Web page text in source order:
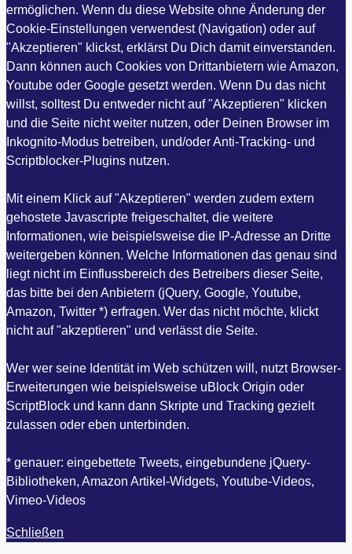
ermöglichen. Wenn du diese Website ohne Änderung der
Cookie-Einstellungen verwendest (Navigation) oder auf
"Akzeptieren" klickst, erklärst Du Dich damit einverstanden.
Dann können auch Cookies von Drittanbietern wie Amazon,
Youtube oder Google gesetzt werden. Wenn Du das nicht
willst, solltest Du entweder nicht auf "Akzeptieren" klicken
und die Seite nicht weiter nutzen, oder Deinen Browser im
Inkognito-Modus betreiben, und/oder Anti-Tracking- und
Scriptblocker-Plugins nutzen.
Mit einem Klick auf "Akzeptieren" werden zudem extern
gehostete Javascripte freigeschaltet, die weitere
Informationen, wie beispielsweise die IP-Adresse an Dritte
weitergeben können. Welche Informationen das genau sind
liegt nicht im Einflussbereich des Betreibers dieser Seite,
das bitte bei den Anbietern (jQuery, Google, Youtube,
Amazon, Twitter *) erfragen. Wer das nicht möchte, klickt
nicht auf "akzeptieren" und verlässt die Seite.
Wer wer seine Identität im Web schützen will, nutzt Browser-
Erweiterungen wie beispielsweise uBlock Origin oder
ScriptBlock und kann dann Skripte und Tracking gezielt
zulassen oder eben unterbinden.
* genauer: eingebettete Tweets, eingebundene jQuery-
Bibliotheken, Amazon Artikel-Widgets, Youtube-Videos,
Vimeo-Videos
Schließen